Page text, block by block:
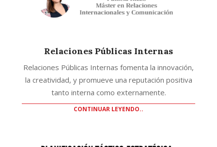
Relaciones Públicas Internas
Relaciones Públicas Internas fomenta la innovación,
la creatividad, y promueve una reputación positiva
tanto interna como externamente.
CONTINUAR LEYENDO..